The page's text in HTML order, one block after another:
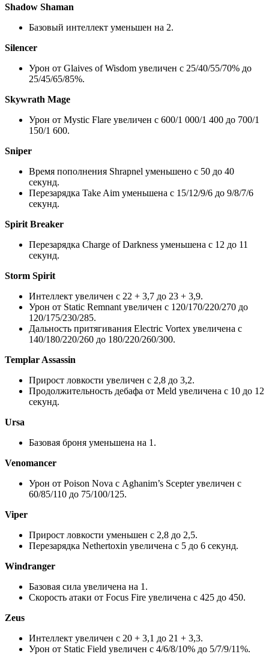
Shadow Shaman
Базовый интеллект уменьшен на 2.
Silencer
Урон от Glaives of Wisdom увеличен с 25/40/55/70% до
25/45/65/85%.
Skywrath Mage
Урон от Mystic Flare увеличен с 600/1 000/1 400 до 700/1
150/1 600.
Sniper
Время пополнения Shrapnel уменьшено с 50 до 40
секунд.
Перезарядка Take Aim уменьшена с 15/12/9/6 до 9/8/7/6
секунд.
Spirit Breaker
Перезарядка Charge of Darkness уменьшена с 12 до 11
секунд.
Storm Spirit
Интеллект увеличен с 22 + 3,7 до 23 + 3,9.
Урон от Static Remnant увеличен с 120/170/220/270 до
120/175/230/285.
Дальность притягивания Electric Vortex увеличена с
140/180/220/260 до 180/220/260/300.
Templar Assassin
Прирост ловкости увеличен с 2,8 до 3,2.
Продолжительность дебафа от Meld увеличена с 10 до 12
секунд.
Ursa
Базовая броня уменьшена на 1.
Venomancer
Урон от Poison Nova с Aghanim’s Scepter увеличен с
60/85/110 до 75/100/125.
Viper
Прирост ловкости уменьшен с 2,8 до 2,5.
Перезарядка Nethertoxin увеличена с 5 до 6 секунд.
Windranger
Базовая сила увеличена на 1.
Скорость атаки от Focus Fire увеличена с 425 до 450.
Zeus
Интеллект увеличен с 20 + 3,1 до 21 + 3,3.
Урон от Static Field увеличен с 4/6/8/10% до 5/7/9/11%.